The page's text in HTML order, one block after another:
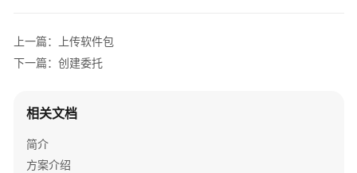
部
署
准
上一篇：上传软件包
下一篇：创建委托
相关文档
简介
方案介绍